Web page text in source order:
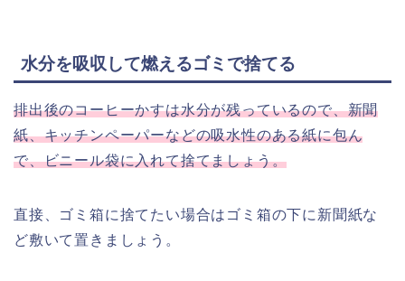
水分を吸収して燃えるゴミで捨てる
排出後のコーヒーかすは水分が残っているので、新聞
紙、キッチンペーパーなどの吸水性のある紙に包ん
で、ビニール袋に入れて捨てましょう。
直接、ゴミ箱に捨てたい場合はゴミ箱の下に新聞紙な
ど敷いて置きましょう。